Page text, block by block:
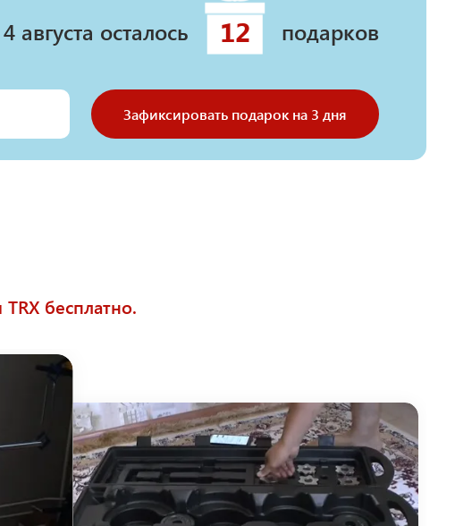
августа осталось 12 подарков
Зафиксировать подарок на 3 дня
бесплатно.